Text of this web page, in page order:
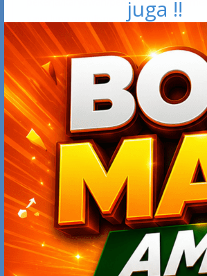
juga !!
saya lupa penulisnya…
saya mo shaare tentang ebook 49
Melalui Ebook bisnis karya
hanya ditunjukan aksi-aksi apa saja
lakukan, tapi juga beragam hal yang
untuk meningkatkan omset bisnis
https://bit.ly/49habitjualonline
WADIYO
SEPTEMBER 19, 2016 AT 1:05 PM
Wow banget dan sangat powerful Kang.